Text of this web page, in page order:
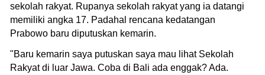
sekolah rakyat. Rupanya sekolah rakyat yang ia datangi
memiliki angka 17. Padahal rencana kedatangan
Prabowo baru diputuskan kemarin.
"Baru kemarin saya putuskan saya mau lihat Sekolah
Rakyat di luar Jawa. Coba di Bali ada enggak? Ada.